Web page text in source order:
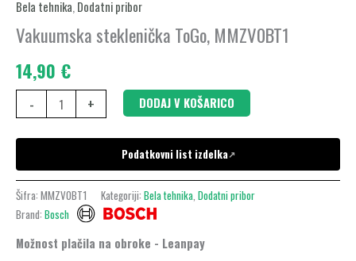
Bela tehnika, Dodatni pribor
Vakuumska steklenička ToGo, MMZV0BT1
14,90 €
-
ToGo,
MMZV0BT1
količina
+ DODAJ V KOŠARICO
Podatkovni list izdelka↗
Šifra: MMZV0BT1 Kategoriji: Bela tehnika, Dodatni pribor
Brand: Bosch
Možnost plačila na obroke - Leanpay